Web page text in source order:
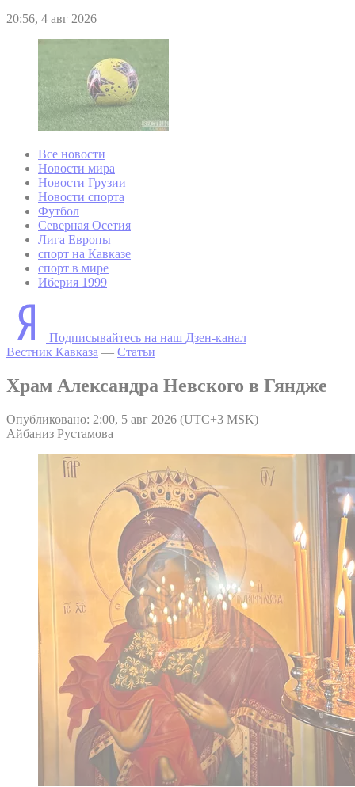
20:56, 4 авг 2026
Все новости
Новости мира
Новости Грузии
Новости спорта
Футбол
Северная Осетия
Лига Европы
спорт на Кавказе
спорт в мире
Иберия 1999
Подписывайтесь на наш Дзен-канал
Вестник Кавказа — Статьи
Храм Александра Невского в Гяндже
Опубликовано: 2:00, 5 авг 2026 (UTC+3 MSK)
Айбаниз Рустамова